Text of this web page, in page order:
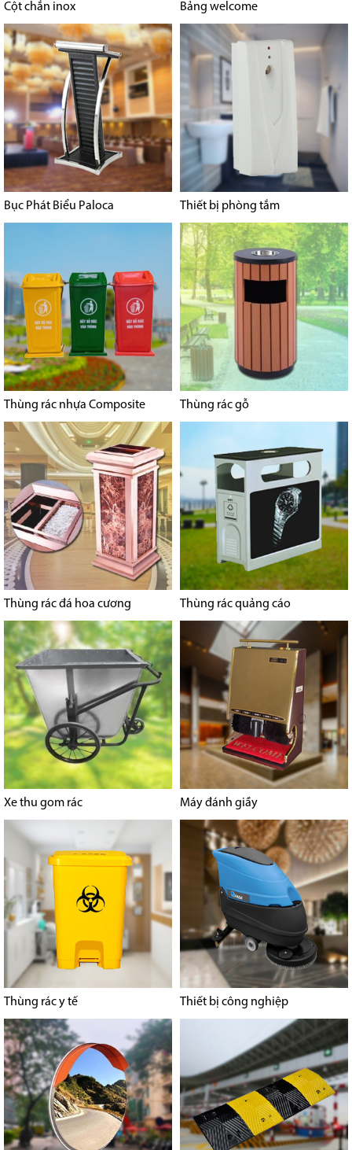
Cột chắn inox Bảng welcome
Bục Phát Biểu Paloca Thiết bị phòng tắm
Thùng rác nhựa Composite Thùng rác gỗ
Thùng rác đá hoa cương Thùng rác quảng cáo
Xe thu gom rác Máy đánh giầy
Thùng rác y tế Thiết bị công nghiệp